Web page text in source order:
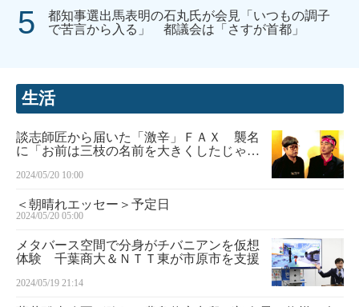
都知事選出馬表明の石丸氏が会見「いつもの調子
で苦言から入る」 都議会は「さすが首都」
生活
談志師匠から届いた「激辛」ＦＡＸ 襲名
に「お前は三枝の名前を大きくしたじゃな
９＞
2024/05/20 10:00
＜朝晴れエッセー＞予定日
2024/05/20 05:00
メタバース空間で分身がチバニアンを仮想
体験 千葉商大＆ＮＴＴ東が市原市を支援
2024/05/19 21:14